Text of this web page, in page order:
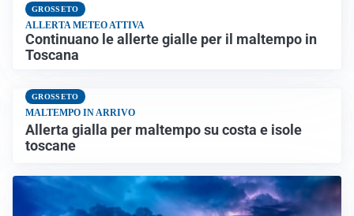
GROSSETO
ALLERTA METEO ATTIVA
Continuano le allerte gialle per il maltempo in
Toscana
GROSSETO
MALTEMPO IN ARRIVO
Allerta gialla per maltempo su costa e isole
toscane